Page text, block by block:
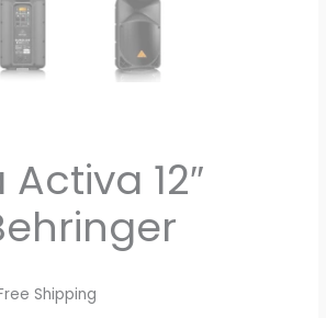
12″
Shipping